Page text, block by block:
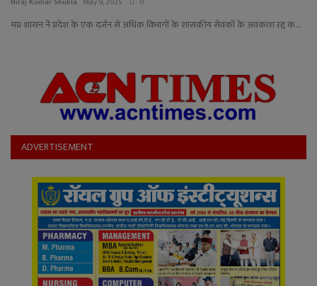
मप्र शासन ने प्रदेश के एक दर्जन से अधिक विभागों के शासकीय सेवकों के अवकाश रद्द क...
ADVERTISEMENT